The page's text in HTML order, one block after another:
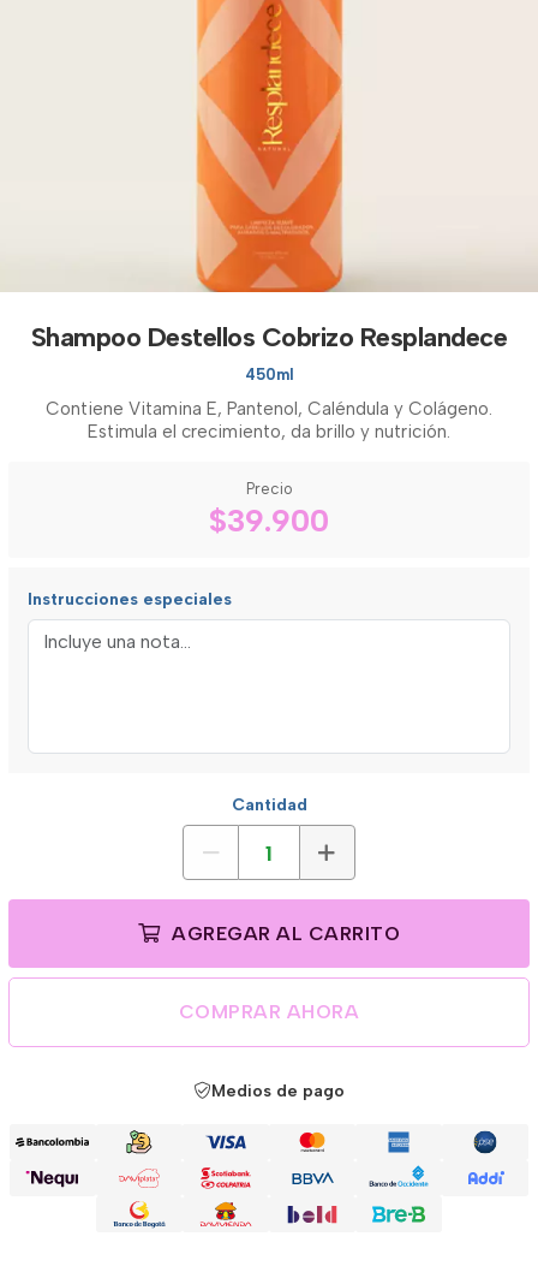
Shampoo Destellos Cobrizo Resplandece
450ml
Contiene Vitamina E, Pantenol, Caléndula y Colágeno.
Estimula el crecimiento, da brillo y nutrición.
Precio
$39.900
Instrucciones especiales
Cantidad
AGREGAR AL CARRITO
COMPRAR AHORA
Medios de pago